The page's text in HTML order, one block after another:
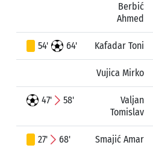
Berbić
Ahmed
54' 64' Kafadar Toni
Vujica Mirko
47' 58'
Valjan
Tomislav
27' 68' Smajić Amar